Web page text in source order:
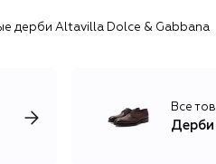
кутюр
дерби Altavilla Dolce & Gabbana
Все
Дерби